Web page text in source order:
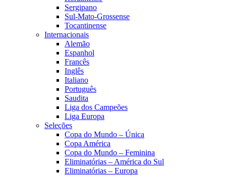
Sergipano
Sul-Mato-Grossense
Tocantinense
Internacionais
Alemão
Espanhol
Francês
Inglês
Italiano
Português
Saudita
Liga dos Campeões
Liga Europa
Seleções
Copa do Mundo – Única
Copa América
Copa do Mundo – Feminina
Eliminatórias – América do Sul
Eliminatórias – Europa